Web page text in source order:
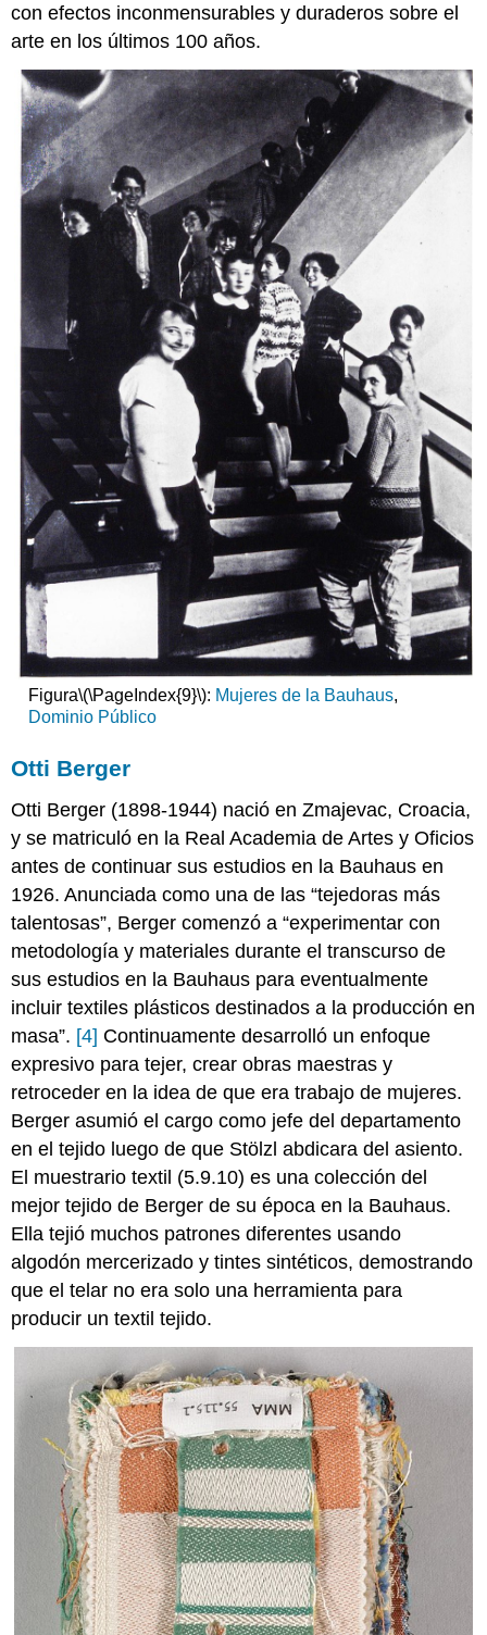
con efectos inconmensurables y duraderos sobre el
arte en los últimos 100 años.
Figura\(\PageIndex{9}\): Mujeres de la Bauhaus,
Dominio Público
Otti Berger
Otti Berger (1898-1944) nació en Zmajevac, Croacia,
y se matriculó en la Real Academia de Artes y Oficios
antes de continuar sus estudios en la Bauhaus en
1926. Anunciada como una de las “tejedoras más
talentosas”, Berger comenzó a “experimentar con
metodología y materiales durante el transcurso de
sus estudios en la Bauhaus para eventualmente
incluir textiles plásticos destinados a la producción en
masa”. [4] Continuamente desarrolló un enfoque
expresivo para tejer, crear obras maestras y
retroceder en la idea de que era trabajo de mujeres.
Berger asumió el cargo como jefe del departamento
en el tejido luego de que Stölzl abdicara del asiento.
El muestrario textil (5.9.10) es una colección del
mejor tejido de Berger de su época en la Bauhaus.
Ella tejió muchos patrones diferentes usando
algodón mercerizado y tintes sintéticos, demostrando
que el telar no era solo una herramienta para
producir un textil tejido.